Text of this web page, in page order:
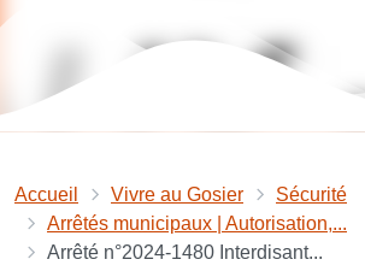
Accueil Vivre au Gosier
Sécurité
Arrêtés municipaux | Autorisation,...
Arrêté n°2024-1480 Interdisant...